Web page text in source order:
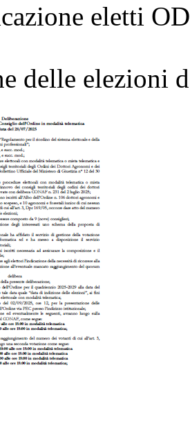
eletti
delle elezioni